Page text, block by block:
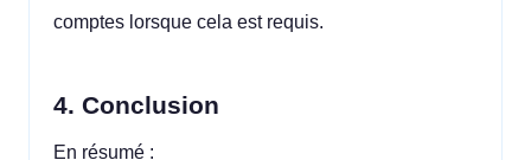
comptes lorsque cela est requis.
4. Conclusion
En résumé :